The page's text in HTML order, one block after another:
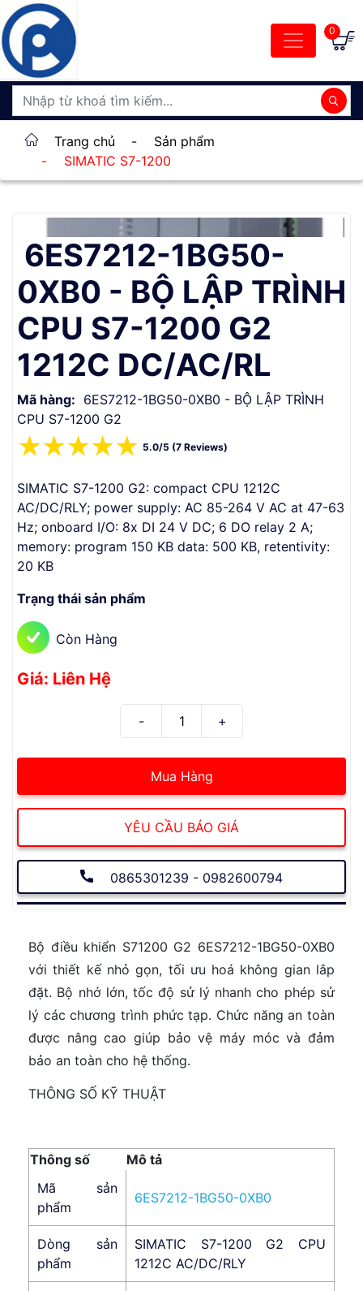
0
Trang chủ -
Sản phẩm
-
SIMATIC S7-1200
6ES7212-1BG50-
0XB0 - BỘ LẬP TRÌNH
CPU S7-1200 G2
1212C DC/AC/RL
Mã hàng: 6ES7212-1BG50-0XB0 - BỘ LẬP TRÌNH
CPU S7-1200 G2
☆
☆
☆
☆
☆ 5.0/5 (7 Reviews)
SIMATIC S7-1200 G2: compact CPU 1212C
AC/DC/RLY; power supply: AC 85-264 V AC at 47-63
Hz; onboard I/O: 8x DI 24 V DC; 6 DO relay 2 A;
memory: program 150 KB data: 500 KB, retentivity:
20 KB
Trạng thái sản phẩm
Còn Hàng
Giá: Liên Hệ
Mua Hàng
YÊU CẦU BÁO GIÁ
0865301239 - 0982600794
Bộ điều khiển S71200 G2 6ES7212-1BG50-0XB0
với thiết kế nhỏ gọn, tối ưu hoá không gian lắp
đặt. Bộ nhớ lớn, tốc độ sử lý nhanh cho phép sử
lý các chương trình phức tạp. Chức năng an toàn
được nâng cao giúp bảo vệ máy móc và đảm
bảo an toàn cho hệ thống.
THÔNG SỐ KỸ THUẬT
Thông số
Mô tả
Mã sản
phẩm
6ES7212-1BG50-0XB0
Dòng sản
phẩm
SIMATIC S7-1200 G2 CPU
1212C AC/DC/RLY